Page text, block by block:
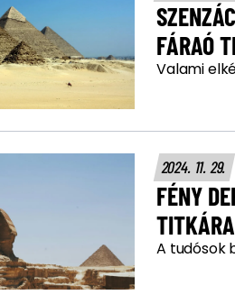
FÁRAÓ
Valami
2024. 11. 29.
FÉNY
TITKÁRA
A tudósok